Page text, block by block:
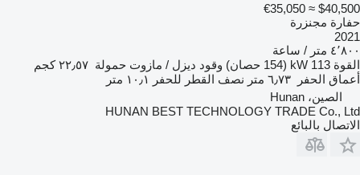
$40,500
≈ €35,050
حفارة مجنزرة
2021
٤٬٨٠٠ متر / ساعة
القوة 113 kW (154 حصان) وقود ديزل / مازوت حمولة ٢٢٫٥٧ كجم
أعماق الحفر
٦٫٧٣ متر نصف القطر للحفر
١٠٫١ متر
الصين، Hunan
HUNAN BEST TECHNOLOGY TRADE Co., Ltd
الاتصال بالبائع